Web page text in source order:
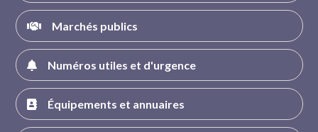
Marchés publics
Numéros utiles et d'urgence
Équipements et annuaires